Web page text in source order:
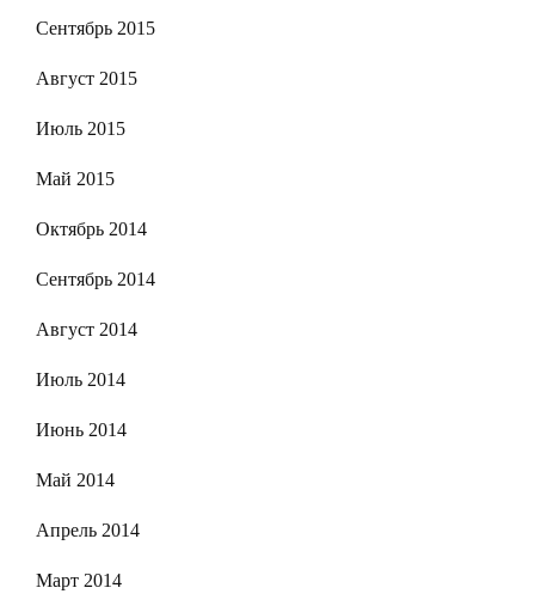
Сентябрь 2015
Август 2015
Июль 2015
Май 2015
Октябрь 2014
Сентябрь 2014
Август 2014
Июль 2014
Июнь 2014
Май 2014
Апрель 2014
Март 2014